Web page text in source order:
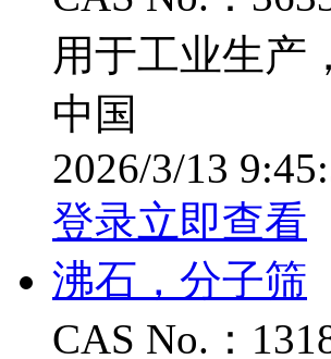
用于工业生产
中国
2026/3/13
登录立即查看
沸石，分子筛
CAS No.：